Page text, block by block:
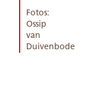
Fotos:
Ossip
van
Duivenbode